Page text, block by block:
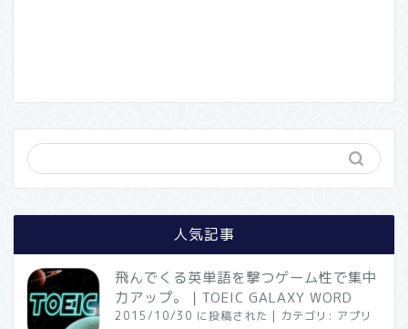
人気記事
飛んでくる英単語を撃つゲーム性で集中
力アップ。｜TOEIC GALAXY WORD
2015/10/30 に投稿された | カテゴリ: アプリ